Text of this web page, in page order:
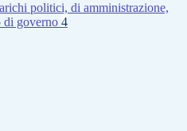
politici, di amministrazione,
di governo 4